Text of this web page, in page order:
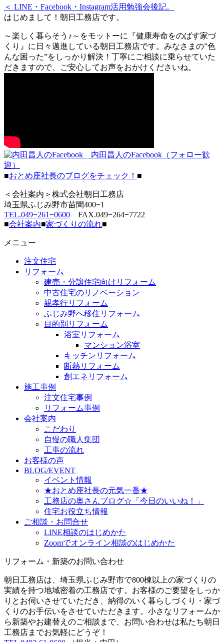
＜ LINE・Facebook・Instagram活用勉強会後記。
はじめまして！朝日工務店です。
～楽しく暮らそう♪～をモットーに『健康寿命をのばす家づ
くり』に日々邁進している朝日工務店です。みなさまの”色
んな困った”をしっかり解決！丁寧にご相談に乗らせていた
だきますので、ご安心してお声をおかけくださいね。
内田昌人のFacebook（フォロー歓
迎）
■おとめ座社長のブログをチェック！ ■
＜会社案内＞株式会社朝日工務店
埼玉県ふじみ野市苗間400−1
TEL.049−261−0600 FAX.049−264−7722
■会社案内■家づくりの流れ■
メニュー
注文住宅
リフォーム
建売・分譲住宅向けリフォーム
中古住宅のリノベーション
親孝行リフォーム
ふじみ野へ移住リフォーム
目的別リフォーム
浴室リフォーム
マンション浴室
キッチンリフォーム
断熱リフォーム
創エネリフォーム
施工事例
注文住宅事例
リフォーム事例
会社案内
こだわり
自慢の職人集団
工事の流れ
お客様の声
BLOG/EVENT
イベント情報
★おとめ座社長の元気一番★
工務店の奥さんブログ☆「今日のいいね！」
住宅お役立ち情報
ご相談・お問合せ
LINE相談のはじめかた
Zoomでオンライン相談のはじめかた
リフォーム・新築のお問い合わせ
朝日工務店は、埼玉県ふじみ野市で800棟以上の家づくりの
実績を持つ地域密着の工務店です。お客様のご要望をしっか
りとお伺いさせていただき、納得のいく暮らしづくり・家づ
くりのお手伝いをさせていただきます。小さなリフォームか
ら新築やお建替えのご相談まで、お問い合わせは私たち朝日
工務店までお気軽にどうぞ！